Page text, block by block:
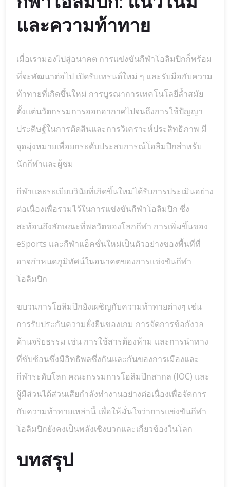
และความท้าทาย
เมื่อเรามองไปสู่อนาคต การแข่งขันกีฬาโอลิมปิกก็พร้อม
ที่จะพัฒนาต่อไป เปิดรับเทรนด์ใหม่ ๆ และรับมือกับความ
ท้าทายที่เกิดขึ้นใหม่ การบูรณาการเทคโนโลยีล้ำสมัย
ตั้งแต่นวัตกรรมการออกอากาศไปจนถึงการใช้ปัญญา
ประดิษฐ์ในการตัดสินและการวิเคราะห์ประสิทธิภาพ มี
จุดมุ่งหมายเพื่อยกระดับประสบการณ์โอลิมปิกสำหรับ
นักกีฬาและผู้ชม
กีฬาและระเบียบวินัยที่เกิดขึ้นใหม่ได้รับการประเมินอย่าง
ต่อเนื่องเพื่อรวมไว้ในการแข่งขันกีฬาโอลิมปิก ซึ่ง
สะท้อนถึงลักษณะที่พลวัตของโลกกีฬา การเพิ่มขึ้นของ
eSports และกีฬาแอ็คชั่นใหม่เป็นตัวอย่างของพื้นที่ที่
อาจกำหนดภูมิทัศน์ในอนาคตของการแข่งขันกีฬา
โอลิมปิก
ขบวนการโอลิมปิกยังเผชิญกับความท้าทายต่างๆ เช่น
การรับประกันความยั่งยืนของเกม การจัดการข้อกังวล
ด้านจริยธรรม เช่น การใช้สารต้องห้าม และการนำทาง
ที่ซับซ้อนซึ่งมีอิทธิพลซึ่งกันและกันของการเมืองและ
กีฬาระดับโลก คณะกรรมการโอลิมปิกสากล (IOC) และ
ผู้มีส่วนได้ส่วนเสียกำลังทำงานอย่างต่อเนื่องเพื่อจัดการ
กับความท้าทายเหล่านี้ เพื่อให้มั่นใจว่าการแข่งขันกีฬา
โอลิมปิกยังคงเป็นพลังเชิงบวกและเกี่ยวข้องในโลก
บทสรุป